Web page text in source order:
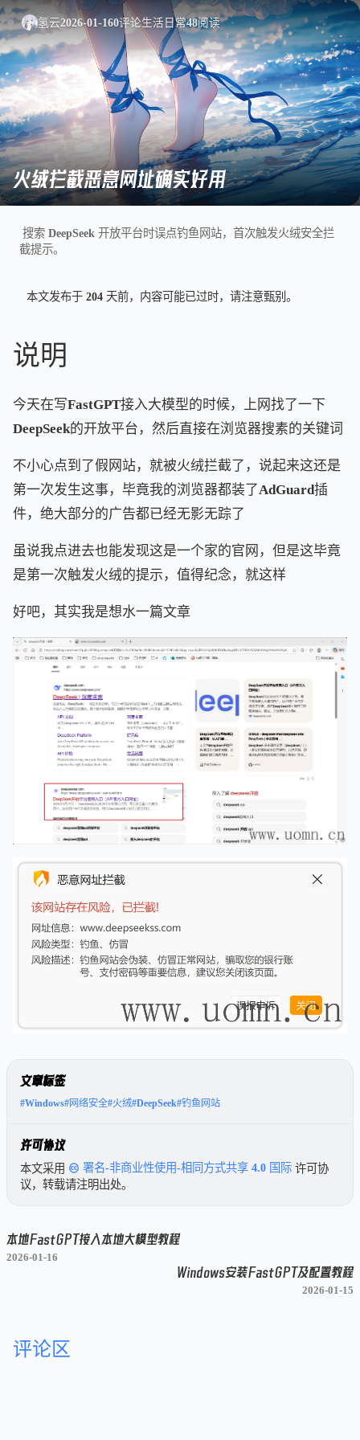
氢云2026-01-160评论生活日常48阅读
火绒拦截恶意网址确实好用
搜索 DeepSeek 开放平台时误点钓鱼网站，首次触发火绒安全拦
截提示。
本文发布于 204 天前，内容可能已过时，请注意甄别。
说明
今天在写FastGPT接入大模型的时候，上网找了一下
DeepSeek的开放平台，然后直接在浏览器搜素的关键词
不小心点到了假网站，就被火绒拦截了，说起来这还是
第一次发生这事，毕竟我的浏览器都装了AdGuard插
件，绝大部分的广告都已经无影无踪了
虽说我点进去也能发现这是一个家的官网，但是这毕竟
是第一次触发火绒的提示，值得纪念，就这样
好吧，其实我是想水一篇文章
文章标签
#Windows#网络安全#火绒#DeepSeek#钓鱼网站
许可协议
本文采用 署名-非商业性使用-相同方式共享 4.0 国际 许可协
议，转载请注明出处。
本地FastGPT接入本地大模型教程
2026-01-16
Windows安装FastGPT及配置教程
2026-01-15
评论区